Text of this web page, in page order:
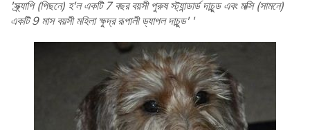
'স্ক্র্যাপি (পিছনে) হ'ল একটি 7 বছর বয়সী পুরুষ স্ট্যান্ডার্ড দাচুন্ড এবং মক্সি (সামনে)
একটি 9 মাস বয়সী মহিলা ক্ষুদ্র রূপালী ড্যাপল দাচুন্ড' '